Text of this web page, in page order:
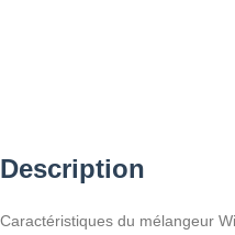
Description
Caractéristiques du mélangeur